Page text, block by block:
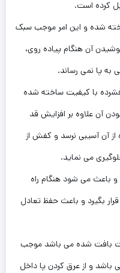
کرده است.
شده و این امر موجب سبک
آن هنگام پیاده روی،
به پا نمی رساند.
با کیفیت ساخته شده
آن علاوه بر افزایش قد
آن آسیبی نرسد و کفش از
می نماید‌‌.
می شود هنگام راه
بگیرد و باعث حفظ تعادل
بافت شده می باشد موجب
و از عرق کردن پا داخل